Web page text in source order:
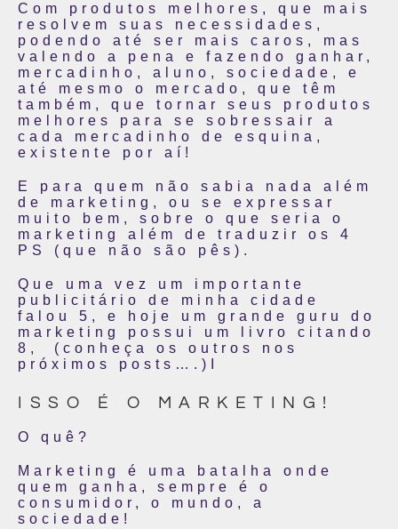
Com produtos melhores, que mais
resolvem suas necessidades,
podendo até ser mais caros, mas
valendo a pena e fazendo ganhar,
mercadinho, aluno, sociedade, e
até mesmo o mercado, que têm
também, que tornar seus produtos
melhores para se sobressair a
cada mercadinho de esquina,
existente por aí!
E para quem não sabia nada além
de marketing, ou se expressar
muito bem, sobre o que seria o
marketing além de traduzir os 4
PS (que não são pês).
Que uma vez um importante
publicitário de minha cidade
falou 5, e hoje um grande guru do
marketing possui um livro citando
8, (conheça os outros nos
próximos posts….)I
ISSO É O MARKETING!
O quê?
Marketing é uma batalha onde
quem ganha, sempre é o
consumidor, o mundo, a
sociedade!